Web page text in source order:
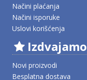
Načini plaćanja
Načini isporuke
Uslovi korišćenja
Izdvajamo
Novi proizvodi
Besplatna dostava